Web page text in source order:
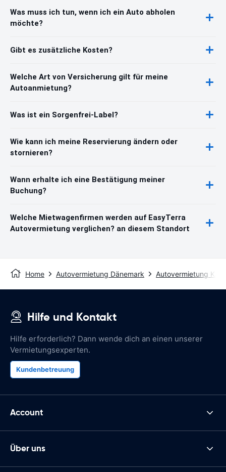
Was muss ich tun, wenn ich ein Auto abholen
möchte?
Gibt es zusätzliche Kosten?
Welche Art von Versicherung gilt für meine
Autoanmietung?
Was ist ein Sorgenfrei-Label?
Wie kann ich meine Reservierung ändern oder
stornieren?
Wann erhalte ich eine Bestätigung meiner
Buchung?
Welche Mietwagenfirmen werden auf EasyTerra
Autovermietung verglichen? an diesem Standort
Home Autovermietung Dänemark Autovermietung
Hilfe und Kontakt
Hilfe erforderlich? Dann wende dich an einen unserer
Vermietungsexperten.
Kundenbetreuung
Account
Über uns